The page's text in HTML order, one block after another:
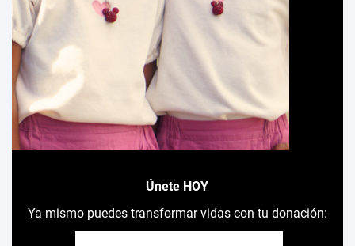
Únete HOY
Ya mismo puedes transformar vidas con tu donación: